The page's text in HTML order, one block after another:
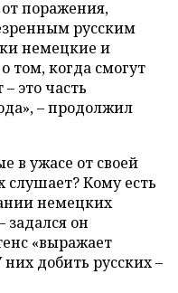
от поражения,
русским
немецкие и
том, когда смогут
это часть
– продолжил
в ужасе от своей
слушает? Кому есть
немецких
задался он
«выражает
добить русских –